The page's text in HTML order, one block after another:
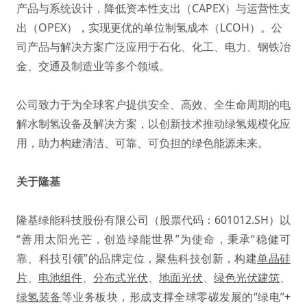
产品与系统设计，降低资本性支出（CAPEX）与运营性支
出（OPEX），实现更优的单位制氢成本（LCOH）。公
司产品与解决方案广泛应用于石化、化工、电力、钢铁冶
金、交通及制造业等多个领域。
公司致力于为全球客户提供安全、高效、全生命周期的电
解水制氢设备及解决方案，以创新技术推动绿氢规模化应
用，助力构建清洁、可靠、可负担的绿色能源未来。
关于隆基
隆基绿能科技股份有限公司（股票代码：601012.SH）以
“善用太阳光芒，创造绿能世界”为使命，秉承“稳健可
靠、科技引领”的品牌定位，聚焦科技创新，构建单晶硅
片、 电池组件、 分布式光伏、 地面光伏、 绿色光伏建筑、
绿氢装备等业务板块，形成支撑全球零碳发展的“绿电”+